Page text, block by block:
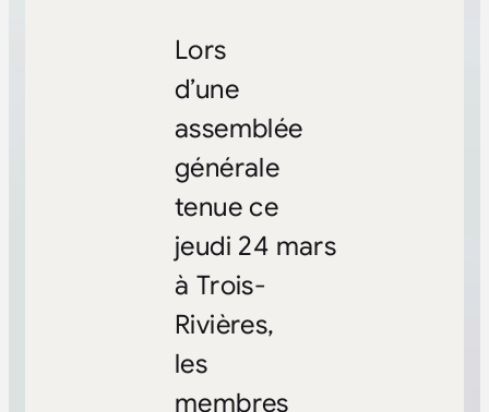
Lors
d’une
assemblée
générale
tenue ce
jeudi 24 mars
à Trois-
Rivières,
les
membres